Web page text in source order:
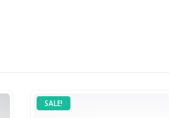
SALE!